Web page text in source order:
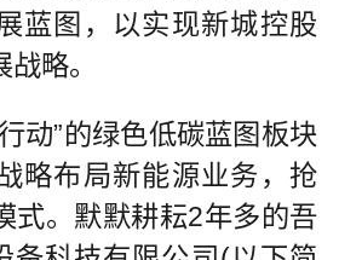
蓝图，以实现新城控股
略。
”的绿色低碳蓝图板块
略布局新能源业务，抢
式。默默耕耘2年多的吾